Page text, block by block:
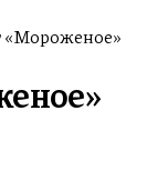
«Мороженое»